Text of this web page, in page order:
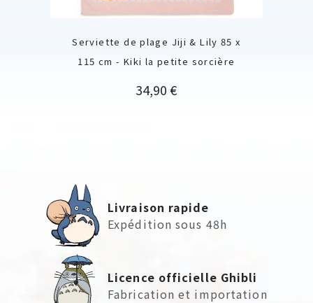
Serviette de plage Jiji & Lily 85 x
115 cm - Kiki la petite sorcière
Prix
34,90 €
Livraison rapide
Expédition sous 48h
Licence officielle Ghibli
Fabrication et importation